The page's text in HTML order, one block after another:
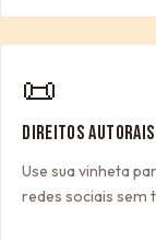
📜
DIREITOS AUTORAIS
Use sua vinheta
redes sociais sem